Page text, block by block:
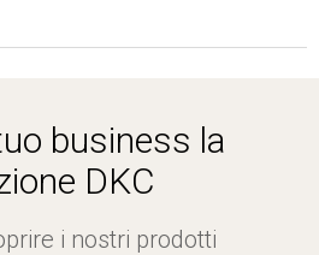
business la
DKC
i nostri prodotti